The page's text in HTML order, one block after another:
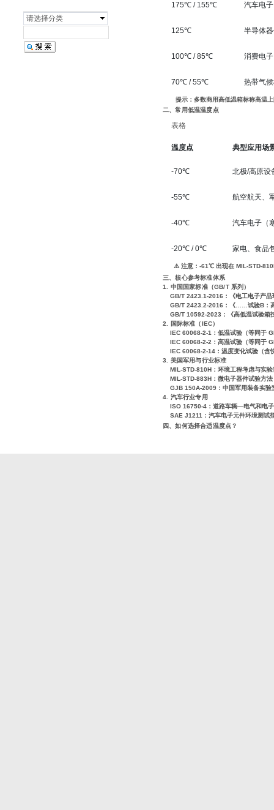
请选择分类
175℃ / 155℃ 汽车电
125℃ 半导体
100℃ / 85℃ 消费电
70℃ / 55℃ 热带气
提示 ：多数商用高低温箱标称高温
二、常用低温温度点
表格
温度点 典型应用场
-70℃ 北极/高原设
-55℃ 航空航天、
-40℃ 汽车电子（
-20℃ / 0℃ 家电、食品
⚠️ 注意： -61℃ 出现在 MIL-STD-
三、核心参考标准体系
1. 中国国家标准（GB/T 系列）
GB/T 2423.1-2016 ：《电工电子产
GB/T 2423.2-2016 ：《……试验B：
GB/T 10592-2023 ：《高低温试验
2.
国际标准（IEC）
IEC 60068-2-1 ：低温试验（等同于
IEC 60068-2-2 ：高温试验（等同于
IEC 60068-2-14 ：温度变化试验（含
3. 美国军用与行业标准
MIL-STD-810H ：环境工程考虑与实
MIL-STD-883H ：微电子器件试验方
GJB 150A-2009 ：中国军用装备实
4. 汽车行业专用
ISO 16750-4 ：道路车辆—电气和电
SAE J1211 ：汽车电子元件环境测试
四、如何选择合适温度点？